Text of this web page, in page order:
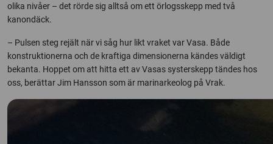
olika nivåer – det rörde sig alltså om ett örlogsskepp med två
kanondäck.
– Pulsen steg rejält när vi såg hur likt vraket var Vasa. Både
konstruktionerna och de kraftiga dimensionerna kändes väldigt
bekanta. Hoppet om att hitta ett av Vasas systerskepp tändes hos
oss, berättar Jim Hansson som är marinarkeolog på Vrak.